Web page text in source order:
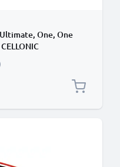
One, One